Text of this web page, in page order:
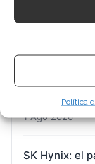
Política
la navaja
1 Ago 2026
SK Hynix: el